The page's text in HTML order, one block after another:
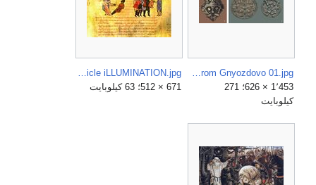
Scandinavian Pendants from Gnyozdovo 01.jpg
1٬453 × 626؛ 271
كيلوبايت
Skylitzis Chronicle iLLUMINATION.jpg
671 × 512؛ 63 كيلوبايت